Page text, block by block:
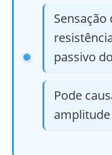
Sensação
passivo
Pode